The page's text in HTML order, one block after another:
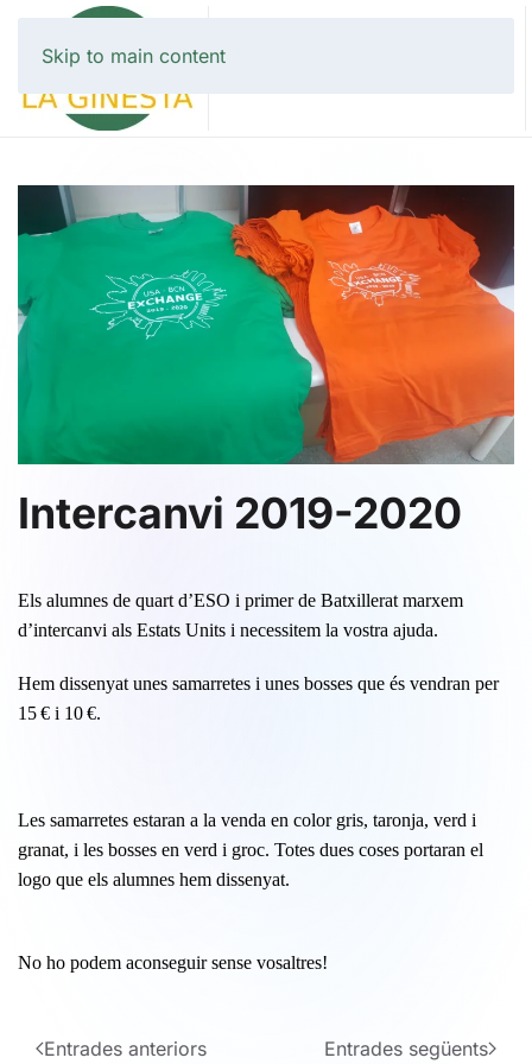
Skip to main content
Intercanvi 2019-2020
Els alumnes de quart d’ESO i primer de Batxillerat marxem
d’intercanvi als Estats Units i necessitem la vostra ajuda.
Hem dissenyat unes samarretes i unes bosses que és vendran per
15 € i 10 €.
Les samarretes estaran a la venda en color gris, taronja, verd i
granat, i les bosses en verd i groc. Totes dues coses portaran el
logo que els alumnes hem dissenyat.
No ho podem aconseguir sense vosaltres!
Entrades anteriors Entrades següents